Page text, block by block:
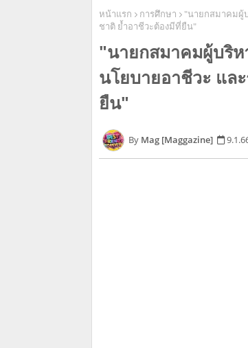
หน้าแรก การศึกษา
"นายกสมาคมผู้
ชาติ ย้ำอาชีวะต้องมีที่ยืน"
"นายกสมาคมผู้บริห
นโยบายอาชีวะ แล
ยืน"
Mag [Maggazine]